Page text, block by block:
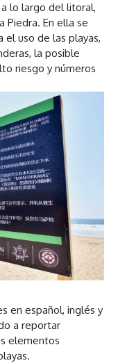
lo largo del litoral,
Piedra. En ella se
uso de las playas,
la posible
riesgo y números
en español, inglés y
a reportar
elementos